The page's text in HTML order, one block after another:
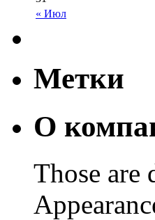
« Июл
Метки
О
Those are